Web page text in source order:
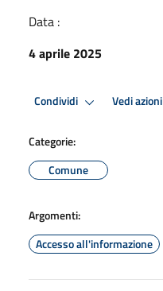
Data :
4 aprile 2025
Condividi Vedi azioni
Categorie:
Comune
Argomenti:
Accesso all'informazione